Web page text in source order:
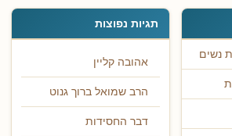
נשים
תגיות נפוצות
אהובה קליין
הרב שמואל ברוך גנוט
דבר החסידות